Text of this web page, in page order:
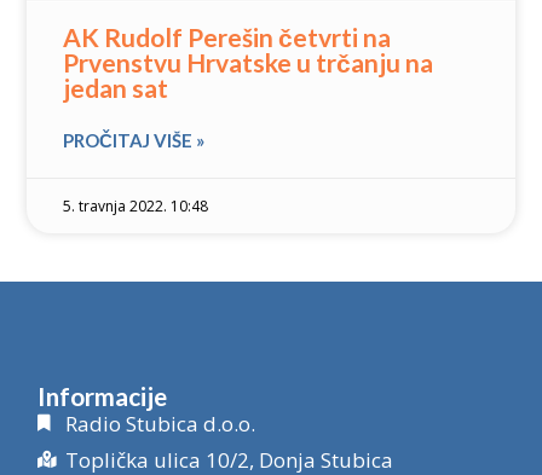
AK Rudolf Perešin četvrti na
Prvenstvu Hrvatske u trčanju na
jedan sat
PROČITAJ VIŠE »
5. travnja 2022. 10:48
Informacije
Radio Stubica d.o.o.
Toplička ulica 10/2, Donja Stubica